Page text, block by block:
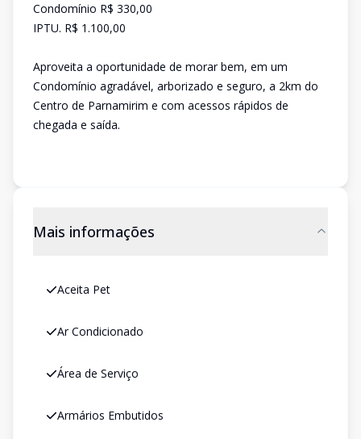
Condomínio R$ 330,00
IPTU. R$ 1.100,00
Aproveita a oportunidade de morar bem, em um
Condomínio agradável, arborizado e seguro, a 2km do
Centro de Parnamirim e com acessos rápidos de
chegada e saída.
Mais informações
Aceita Pet
Ar Condicionado
Área de Serviço
Armários Embutidos